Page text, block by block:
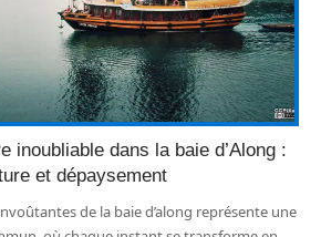
inoubliable dans la baie d’Along :
et dépaysement
de la baie d’along représente une